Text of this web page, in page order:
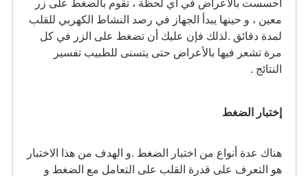
أحسست بالأعراض في أي لحظة ، تقوم بالضغط على زر
معين ، و حينها يبدأ الجهاز في رصد النشاط الكهربي للقلب
لمدة دقائق .لذلك فإن عليك أن تضغط على الزر في كل
مرة تشعر فيها بالأعراض حتى يتسنى للطبيب تفسير
النتائج .
إختبار الضغط
هناك عدة أنواع من اختبار الضغط .و الهدف من هذا الاختبار
هو التعرف على قدرة القلب على التعامل مع الضغط و